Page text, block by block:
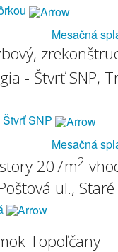
Mesačná
- Štvrť SNP,
SNP
Mesačná
207m2
ul.,
Topoľčany